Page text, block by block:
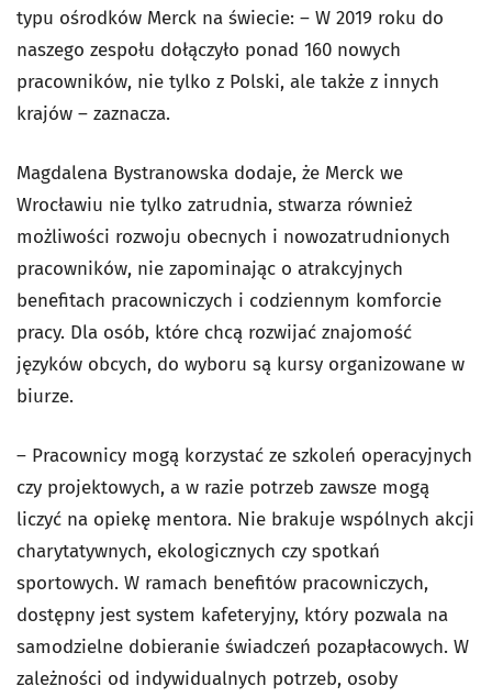
typu ośrodków Merck na świecie: – W 2019 roku do
naszego zespołu dołączyło ponad 160 nowych
pracowników, nie tylko z Polski, ale także z innych
krajów – zaznacza.
Magdalena Bystranowska dodaje, że Merck we
Wrocławiu nie tylko zatrudnia, stwarza również
możliwości rozwoju obecnych i nowozatrudnionych
pracowników, nie zapominając o atrakcyjnych
benefitach pracowniczych i codziennym komforcie
pracy. Dla osób, które chcą rozwijać znajomość
języków obcych, do wyboru są kursy organizowane w
biurze.
– Pracownicy mogą korzystać ze szkoleń operacyjnych
czy projektowych, a w razie potrzeb zawsze mogą
liczyć na opiekę mentora. Nie brakuje wspólnych akcji
charytatywnych, ekologicznych czy spotkań
sportowych. W ramach benefitów pracowniczych,
dostępny jest system kafeteryjny, który pozwala na
samodzielne dobieranie świadczeń pozapłacowych. W
zależności od indywidualnych potrzeb, osoby